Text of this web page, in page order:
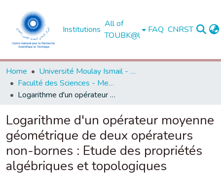
Institutions
All of
TOUBK@l
FAQ CNRST
Home
Université Moulay Ismail - Meknès -
Faculté des Sciences - Meknès
Logarithme d'un opérateur moyenne géométrique de deux opérateurs non-bornes : Etude des propriétés algébriques et topologiques
Logarithme d'un opérateur moyenne
géométrique de deux opérateurs
non-bornes : Etude des propriétés
algébriques et topologiques